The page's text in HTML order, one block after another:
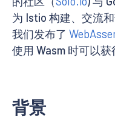
为 Istio 构建、交流
我们发布了
使用 Wasm 时可以获
背景